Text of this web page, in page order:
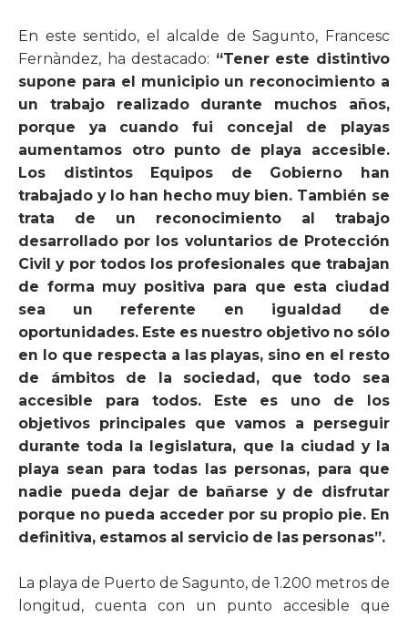
En este sentido, el alcalde de Sagunto, Francesc
Fernàndez, ha destacado: “Tener este distintivo
supone para el municipio un reconocimiento a
un trabajo realizado durante muchos años,
porque ya cuando fui concejal de playas
aumentamos otro punto de playa accesible.
Los distintos Equipos de Gobierno han
trabajado y lo han hecho muy bien. También se
trata de un reconocimiento al trabajo
desarrollado por los voluntarios de Protección
Civil y por todos los profesionales que trabajan
de forma muy positiva para que esta ciudad
sea un referente en igualdad de
oportunidades. Este es nuestro objetivo no sólo
en lo que respecta a las playas, sino en el resto
de ámbitos de la sociedad, que todo sea
accesible para todos. Este es uno de los
objetivos principales que vamos a perseguir
durante toda la legislatura, que la ciudad y la
playa sean para todas las personas, para que
nadie pueda dejar de bañarse y de disfrutar
porque no pueda acceder por su propio pie. En
definitiva, estamos al servicio de las personas”.
La playa de Puerto de Sagunto, de 1.200 metros de
longitud, cuenta con un punto accesible que